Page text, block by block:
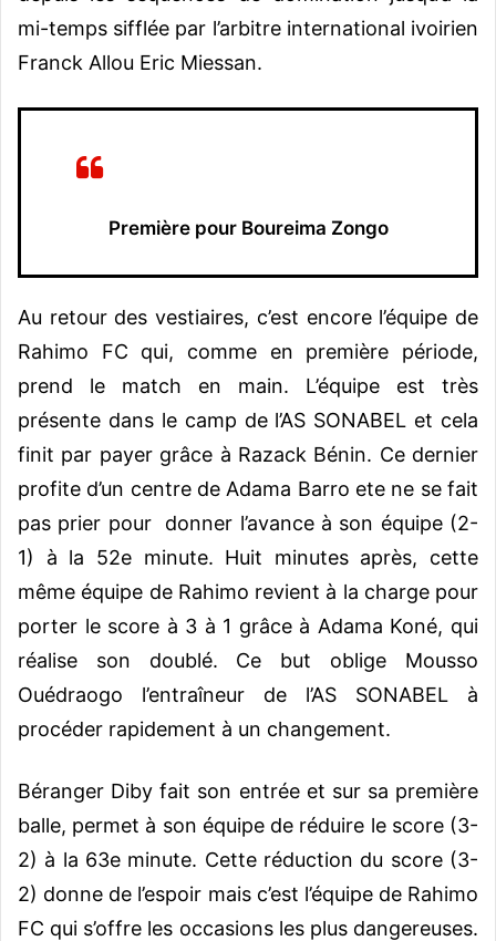
mi-temps sifflée par l’arbitre international ivoirien
Franck Allou Eric Miessan.
Première pour Boureima Zongo
Au retour des vestiaires, c’est encore l’équipe de
Rahimo FC qui, comme en première période,
prend le match en main. L’équipe est très
présente dans le camp de l’AS SONABEL et cela
finit par payer grâce à Razack Bénin. Ce dernier
profite d’un centre de Adama Barro ete ne se fait
pas prier pour donner l’avance à son équipe (2-
1) à la 52e minute. Huit minutes après, cette
même équipe de Rahimo revient à la charge pour
porter le score à 3 à 1 grâce à Adama Koné, qui
réalise son doublé. Ce but oblige Mousso
Ouédraogo l’entraîneur de l’AS SONABEL à
procéder rapidement à un changement.
Béranger Diby fait son entrée et sur sa première
balle, permet à son équipe de réduire le score (3-
2) à la 63e minute. Cette réduction du score (3-
2) donne de l’espoir mais c’est l’équipe de Rahimo
FC qui s’offre les occasions les plus dangereuses.